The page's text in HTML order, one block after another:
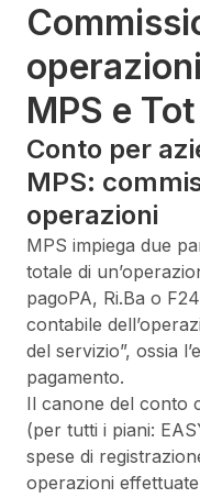
MPS e Tot
Conto per
MPS:
operazioni
MPS impiega due
totale di
pagoPA, Ri.Ba o
contabile
del servizio”, ossia
pagamento.
Il canone del conto
(per tutti i piani:
spese di
operazioni